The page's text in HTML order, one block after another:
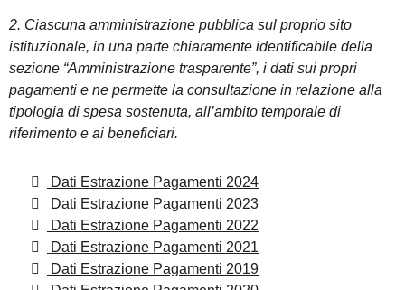
2. Ciascuna amministrazione pubblica sul proprio sito
istituzionale, in una parte chiaramente identificabile della
sezione “Amministrazione trasparente”, i dati sui propri
pagamenti e ne permette la consultazione in relazione alla
tipologia di spesa sostenuta, all’ambito temporale di
riferimento e ai beneficiari.
Dati Estrazione Pagamenti 2024
Dati Estrazione Pagamenti 2023
Dati Estrazione Pagamenti 2022
Dati Estrazione Pagamenti 2021
Dati Estrazione Pagamenti 2019